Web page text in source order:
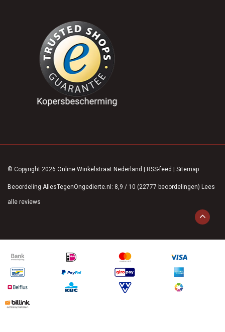
© Copyright 2026 Online Winkelstraat Nederland | RSS-feed | Sitemap
Beoordeling AllesTegenOngedierte.nl : 8,9 / 10 (22777 beoordelingen) Lees
alle reviews